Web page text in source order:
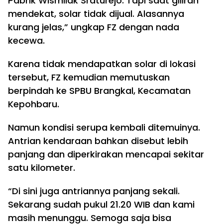
mendekat, solar tidak dijual. Alasannya
kurang jelas,” ungkap FZ dengan nada
kecewa.
Karena tidak mendapatkan solar di lokasi
tersebut, FZ kemudian memutuskan
berpindah ke SPBU Brangkal, Kecamatan
Kepohbaru.
Namun kondisi serupa kembali ditemuinya.
Antrian kendaraan bahkan disebut lebih
panjang dan diperkirakan mencapai sekitar
satu kilometer.
“Di sini juga antriannya panjang sekali.
Sekarang sudah pukul 21.20 WIB dan kami
masih menunggu. Semoga saja bisa